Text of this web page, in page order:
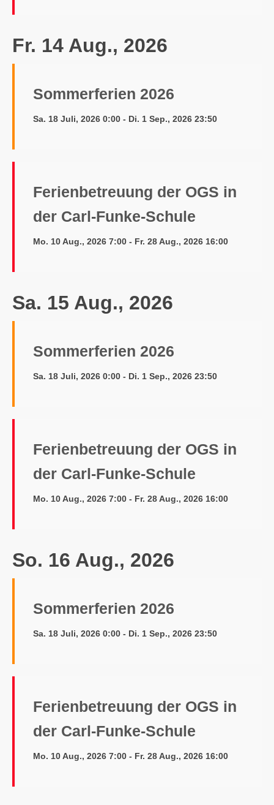
Fr. 14 Aug., 2026
Sommerferien 2026
Sa. 18 Juli, 2026 0:00 - Di. 1 Sep., 2026 23:50
Ferienbetreuung der OGS in
der Carl-Funke-Schule
Mo. 10 Aug., 2026 7:00 - Fr. 28 Aug., 2026 16:00
Sa. 15 Aug., 2026
Sommerferien 2026
Sa. 18 Juli, 2026 0:00 - Di. 1 Sep., 2026 23:50
Ferienbetreuung der OGS in
der Carl-Funke-Schule
Mo. 10 Aug., 2026 7:00 - Fr. 28 Aug., 2026 16:00
So. 16 Aug., 2026
Sommerferien 2026
Sa. 18 Juli, 2026 0:00 - Di. 1 Sep., 2026 23:50
Ferienbetreuung der OGS in
der Carl-Funke-Schule
Mo. 10 Aug., 2026 7:00 - Fr. 28 Aug., 2026 16:00